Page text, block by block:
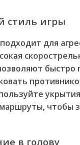
стиль игры
для
быстро
чтобы
в голову